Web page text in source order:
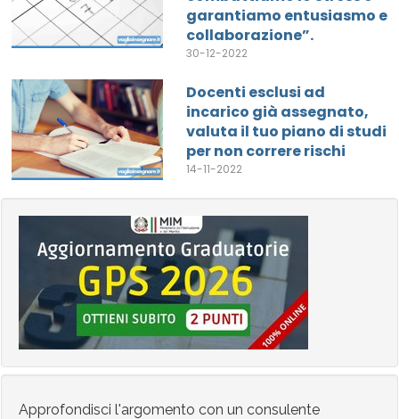
garantiamo entusiasmo e
collaborazione”.
30-12-2022
Docenti esclusi ad
incarico già assegnato,
valuta il tuo piano di studi
per non correre rischi
14-11-2022
Approfondisci l'argomento con un consulente